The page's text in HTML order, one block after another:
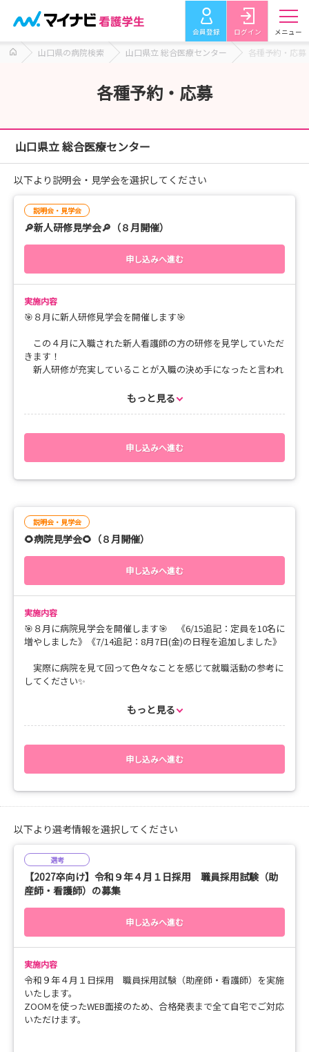
会員登録 ログイン メニュー
山口県の病院検索 山口県立 総合医療センター 各種予約・応募
各種予約・応募
山口県立 総合医療センター
以下より説明会・見学会を選択してください
説明会・見学会
🔎新人研修見学会🔎（８月開催）
申し込みへ進む
実施内容
🎯８月に新人研修見学会を開催します🎯
この４月に入職された新人看護師の方の研修を見学していただ
きます！
新人研修が充実していることが入職の決め手になったと言われ
そんな当院自慢の新人研修をぜひ見学しに来てください！
🍀新人研修見学
🍀病院概要・新人教育・福利厚生等の説明
《対象者》
✅当センターへの就職をお考え中の方
✅色々な就職先を検討したい方
✅当院を全く知らない方
どなたでも気軽にご参加ください⭐
《日時》
８月２５日（火）14:00～17:15
《定員》
📌マイナビからのお申込みは各回１４名
14時00分に山口県立総合医療センター入口内（タリーズコーヒ
ーが目印です☕）
ださい。
《他の日程の病院見学会との違い》
■８月６日～20日に予定している病院見学会との違いについて
院内の見学につきましては、同じ内容となります。
新人研修を見学できるのはこの機会だけです🚩
皆さんのご参加をお待ちしています✨✨
もっと見る
申し込みへ進む
説明会・見学会
🌻病院見学会🌻（８月開催）
申し込みへ進む
実施内容
🎯８月に病院見学会を開催します🎯 《6/15追記：定員を10名に
増やしました》《7/14追記：8月7日(金)の日程を追加しました》
実際に病院を見て回って色々なことを感じて就職活動の参考に
してください✨
て30分程度）
🍀質疑応答（当院に関係ないことでもOKです🙆せっかくの機
会なので就活の参考になれば幸いです）
✅色々な就職先を検討したい方
✅当院を全く知らない方
どなたでも気軽にご参加ください⭐
《日時》
【第2回】 ８月 ７日（金）13:30～14:30
【第3回】 ８月１０日（月）13:30～14:30
【第6回】 ８月２０日（木）13:30～14:30
《定員》
各回１０名程度
もっと見る
申し込みへ進む
以下より選考情報を選択してください
選考
【2027卒向け】令和９年４月１日採用 職員採用試験（助
産師・看護師）の募集
申し込みへ進む
実施内容
令和９年４月１日採用 職員採用試験（助産師・看護師）を実施
いたします。
ZOOMを使ったWEB面接のため、合格発表まで全て自宅でご対応
いただけます。